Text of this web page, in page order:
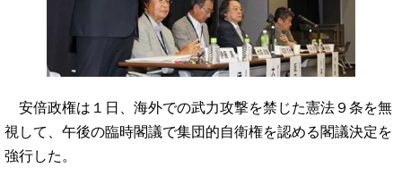
安倍政権は１日、海外での武力攻撃を禁じた憲法９条を無
視して、午後の臨時閣議で集団的自衛権を認める閣議決定を
強行した。